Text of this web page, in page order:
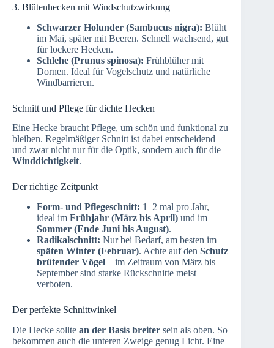
3. Blütenhecken mit Windschutzwirkung
Schwarzer Holunder (Sambucus nigra): Blüht
im Mai, später mit Beeren. Schnell wachsend, gut
für lockere Hecken.
Schlehe (Prunus spinosa): Frühblüher mit
Dornen. Ideal für Vogelschutz und natürliche
Windbarrieren.
Schnitt und Pflege für dichte Hecken
Eine Hecke braucht Pflege, um schön und funktional zu
bleiben. Regelmäßiger Schnitt ist dabei entscheidend –
und zwar nicht nur für die Optik, sondern auch für die
Winddichtigkeit.
Der richtige Zeitpunkt
Form- und Pflegeschnitt: 1–2 mal pro Jahr,
ideal im Frühjahr (März bis April) und im
Sommer (Ende Juni bis August).
Radikalschnitt: Nur bei Bedarf, am besten im
späten Winter (Februar). Achte auf den Schutz
brütender Vögel – im Zeitraum von März bis
September sind starke Rückschnitte meist
verboten.
Der perfekte Schnittwinkel
Die Hecke sollte an der Basis breiter sein als oben. So
bekommen auch die unteren Zweige genug Licht. Eine